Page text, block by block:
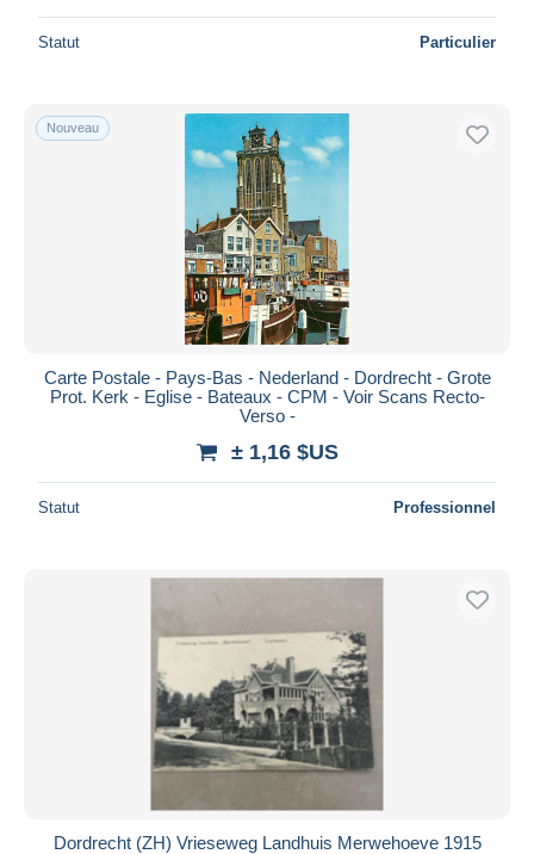
Statut Particulier
Nouveau
Carte Postale - Pays-Bas - Nederland - Dordrecht - Grote
Prot. Kerk - Eglise - Bateaux - CPM - Voir Scans Recto-
Verso -
± 1,16 $US
Statut Professionnel
Dordrecht (ZH) Vrieseweg Landhuis Merwehoeve 1915